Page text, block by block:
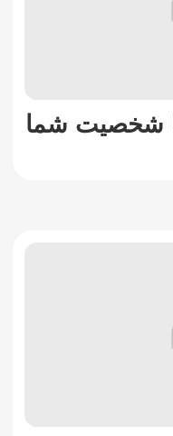
با شخصیت شما